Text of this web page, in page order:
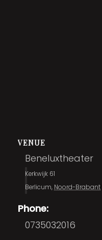
VENUE
Beneluxtheater
Kerkwijk 61
Berlicum, Noord-Brabant
Phone:
0735032016